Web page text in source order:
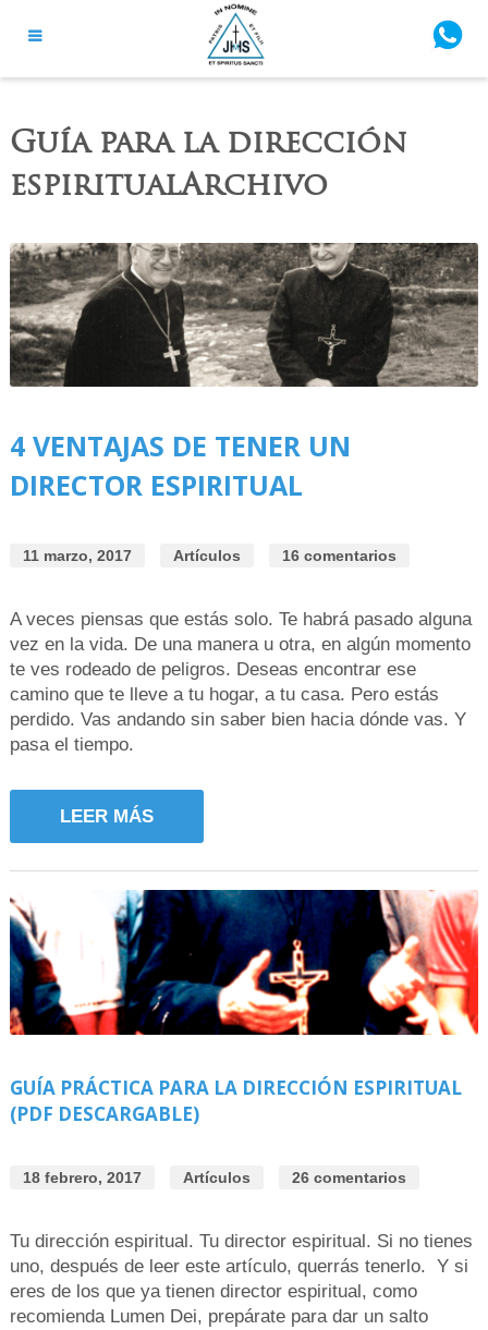
Guía para la dirección
espiritualArchivo
4 VENTAJAS DE TENER UN
DIRECTOR ESPIRITUAL
11 marzo, 2017 Artículos 16 comentarios
A veces piensas que estás solo. Te habrá pasado alguna
vez en la vida. De una manera u otra, en algún momento
te ves rodeado de peligros. Deseas encontrar ese
camino que te lleve a tu hogar, a tu casa. Pero estás
perdido. Vas andando sin saber bien hacia dónde vas. Y
pasa el tiempo.
LEER MÁS
GUÍA PRÁCTICA PARA LA DIRECCIÓN ESPIRITUAL
(PDF DESCARGABLE)
18 febrero, 2017 Artículos 26 comentarios
Tu dirección espiritual. Tu director espiritual. Si no tienes
uno, después de leer este artículo, querrás tenerlo. Y si
eres de los que ya tienen director espiritual, como
recomienda Lumen Dei, prepárate para dar un salto